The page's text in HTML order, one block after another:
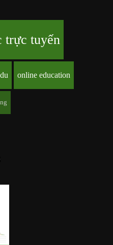
trực tuyến
online education